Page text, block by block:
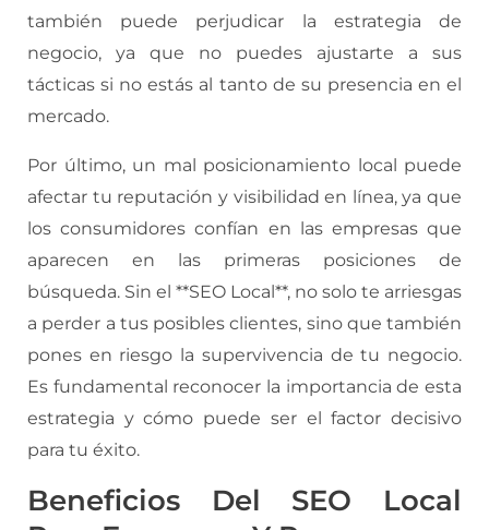
también puede perjudicar la estrategia de
negocio, ya que no puedes ajustarte a sus
tácticas si no estás al tanto de su presencia en el
mercado.
Por último, un mal posicionamiento local puede
afectar tu reputación y visibilidad en línea, ya que
los consumidores confían en las empresas que
aparecen en las primeras posiciones de
búsqueda. Sin el **SEO Local**, no solo te arriesgas
a perder a tus posibles clientes, sino que también
pones en riesgo la supervivencia de tu negocio.
Es fundamental reconocer la importancia de esta
estrategia y cómo puede ser el factor decisivo
para tu éxito.
Beneficios Del SEO Local